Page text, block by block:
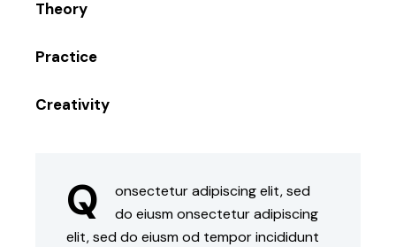
Theory
Practice
Creativity
Q
onsectetur adipiscing elit, sed
do eiusm onsectetur adipiscing
elit, sed do eiusm od tempor incididunt